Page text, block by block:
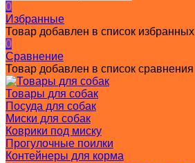
0
Избранные
Товар добавлен в список избранных
0
Сравнение
Товар добавлен в список сравнения
Товары для собак
Посуда для собак
Миски для собак
Коврики под миску
Прогулочные поилки
Контейнеры для корма